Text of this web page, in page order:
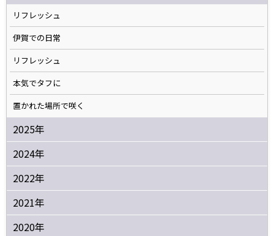
リフレッシュ
伊賀での日常
リフレッシュ
本気でタフに
置かれた場所で咲く
2025年
2024年
2022年
2021年
2020年